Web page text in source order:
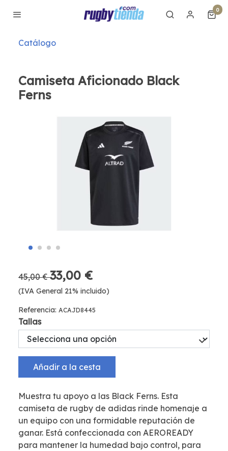
0
Catálogo
Camiseta Aficionado Black
Ferns
45,00 €33,00 €
(IVA General 21% incluido)
Referencia: ACAJD8445
Tallas
Añadir a la cesta
Muestra tu apoyo a las Black Ferns. Esta
camiseta de rugby de adidas rinde homenaje a
un equipo con una formidable reputación de
ganar. Está confeccionada con AEROREADY
para mantener la humedad bajo control, para